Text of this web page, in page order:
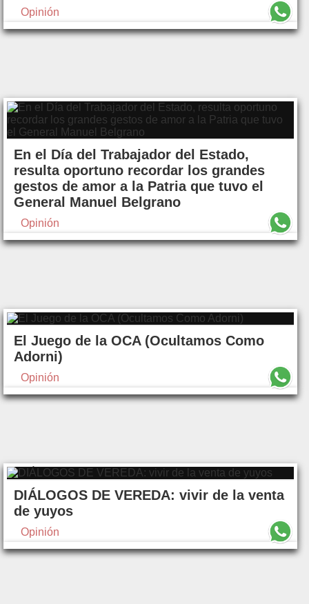
Opinión
En el Día del Trabajador del Estado,
resulta oportuno recordar los grandes
gestos de amor a la Patria que tuvo el
General Manuel Belgrano
Opinión
El Juego de la OCA (Ocultamos Como
Adorni)
Opinión
DIÁLOGOS DE VEREDA: vivir de la venta
de yuyos
Opinión